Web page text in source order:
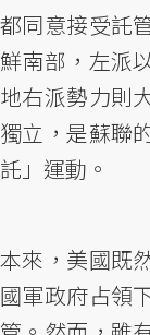
都同意接受託
鮮南部，左派
地右派勢力則
獨立，是蘇聯
託」運動。
本來，美國既
國軍政府占領